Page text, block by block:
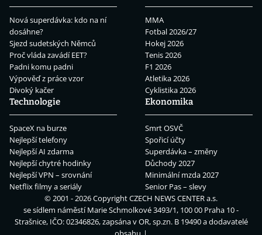
Nová superdávka: kdo na ní
dosáhne?
Sjezd sudetských Němců
Proč vláda zavádí EET?
Padni komu padni
Výpověď z práce vzor
Divoký kačer
MMA
Fotbal 2026/27
Hokej 2026
Tenis 2026
F1 2026
Atletika 2026
Cyklistika 2026
Technologie
SpaceX na burze
Nejlepší telefony
Nejlepší AI zdarma
Nejlepší chytré hodinky
Nejlepší VPN – srovnání
Netflix filmy a seriály
Ekonomika
Smrt OSVČ
Spořicí účty
Superdávka – změny
Důchody 2027
Minimální mzda 2027
Senior Pas – slevy
© 2001 - 2026 CopyrightCZECH NEWS CENTER a.s.
se sídlem náměstí Marie Schmolkové 3493/1, 100 00 Praha 10 -
Strašnice, IČO: 02346826, zapsána v OR, sp.zn. B 19490 a dodavatelé